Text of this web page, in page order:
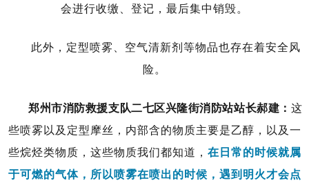
会进行收缴、登记，最后集中销毁。
此外，定型喷雾、空气清新剂等物品也存在着安全风
险。
郑州市消防救援支队二七区兴隆街消防站站长郝建： 这
些喷雾以及定型摩丝，内部含的物质主要是乙醇，以及一
些烷烃类物质，这些物质我们都知道， 在日常的时候就属
于可燃的气体，所以喷雾在喷出的时候，遇到明火才会点